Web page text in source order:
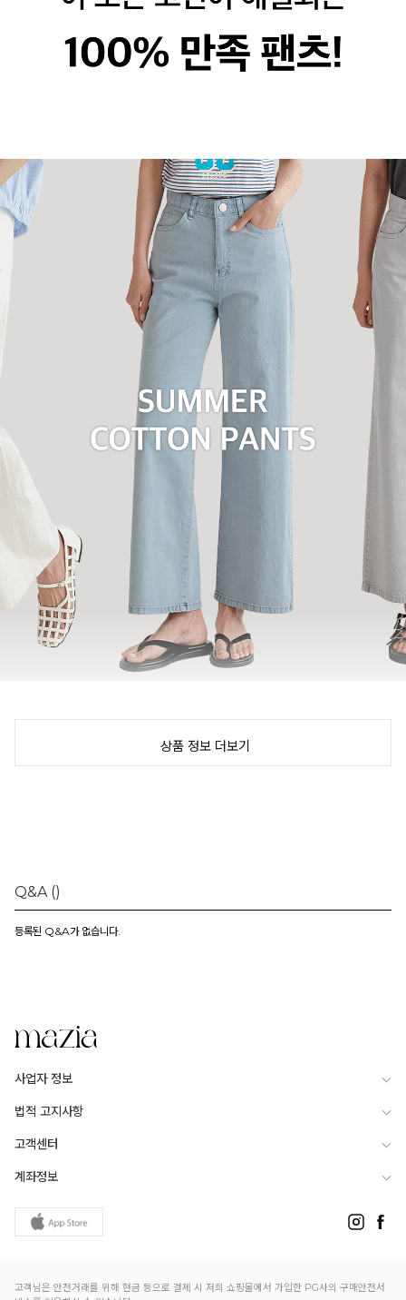
상품 정보 더보기
Q&A ()
등록된 Q&A가 없습니다.
사업자 정보
법적 고지사항
고객센터
계좌정보
고객님은 안전거래를 위해 현금 등으로 결제 시 저희 쇼핑몰에서 가입한 PG사의 구매안전서